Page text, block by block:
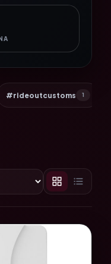
#rideoutcustoms 1